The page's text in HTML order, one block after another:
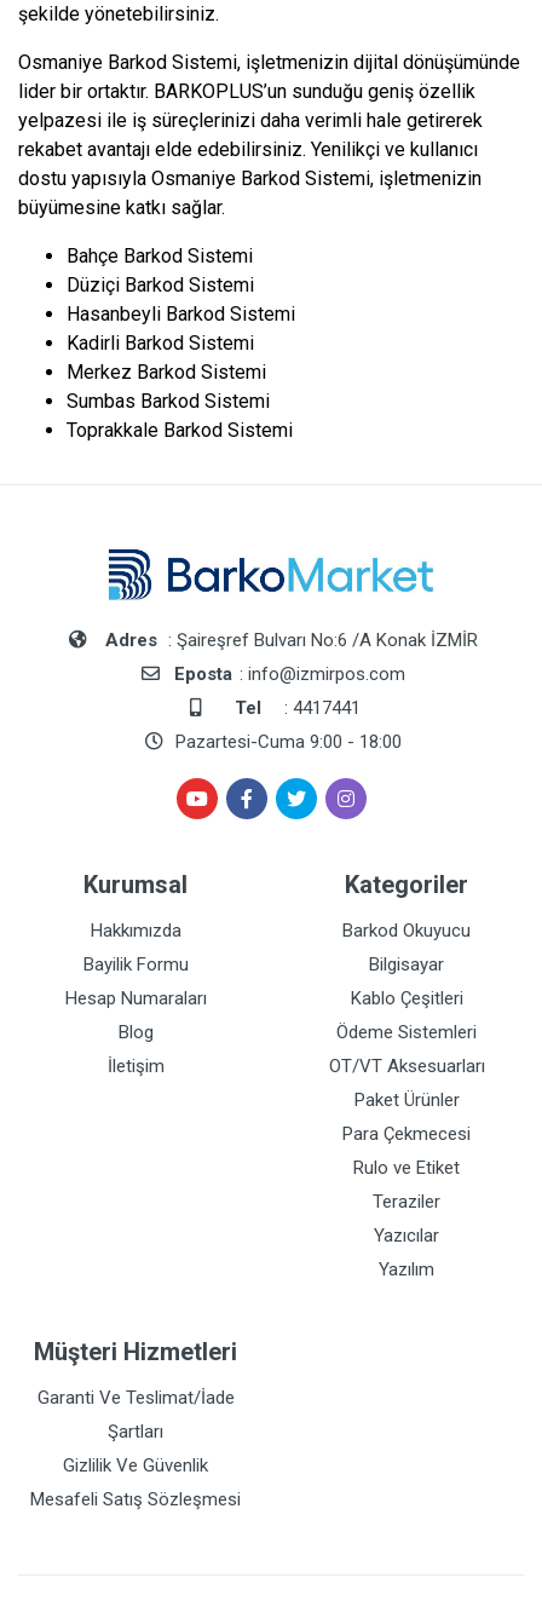
şekilde yönetebilirsiniz.
Osmaniye Barkod Sistemi, işletmenizin dijital dönüşümünde
lider bir ortaktır. BARKOPLUS’un sunduğu geniş özellik
yelpazesi ile iş süreçlerinizi daha verimli hale getirerek
rekabet avantajı elde edebilirsiniz. Yenilikçi ve kullanıcı
dostu yapısıyla Osmaniye Barkod Sistemi, işletmenizin
büyümesine katkı sağlar.
Bahçe Barkod Sistemi
Düziçi Barkod Sistemi
Hasanbeyli Barkod Sistemi
Kadirli Barkod Sistemi
Merkez Barkod Sistemi
Sumbas Barkod Sistemi
Toprakkale Barkod Sistemi
Adres : Şaireşref Bulvarı No:6 /A Konak İZMİR
Eposta : info@izmirpos.com
Tel
: 4417441
Pazartesi-Cuma 9:00 - 18:00
Kurumsal
Hakkımızda
Bayilik Formu
Hesap Numaraları
Blog
İletişim
Kategoriler
Barkod Okuyucu
Bilgisayar
Kablo Çeşitleri
Ödeme Sistemleri
OT/VT Aksesuarları
Paket Ürünler
Para Çekmecesi
Rulo ve Etiket
Teraziler
Yazıcılar
Yazılım
Müşteri Hizmetleri
Garanti Ve Teslimat/İade
Şartları
Gizlilik Ve Güvenlik
Mesafeli Satış Sözleşmesi